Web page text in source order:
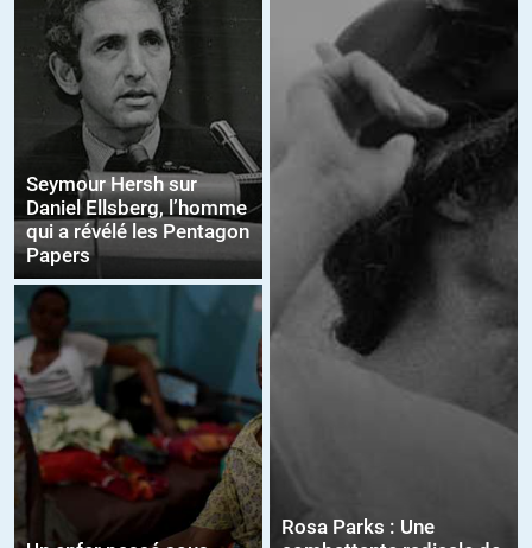
Seymour Hersh sur
Daniel Ellsberg, l’homme
qui a révélé les Pentagon
Papers
Rosa Parks : Une